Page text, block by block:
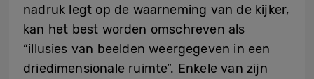
nadruk legt op de waarneming van de kijker,
kan het best worden omschreven als
“illusies van beelden weergegeven in een
driedimensionale ruimte”. Enkele van zijn